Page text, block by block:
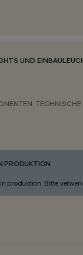
UND
TECHNISCHE
PRODUKTION
produktion. Bitte